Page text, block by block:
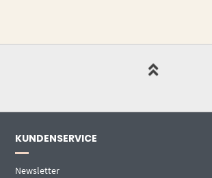
KUNDENSERVICE
Newsletter